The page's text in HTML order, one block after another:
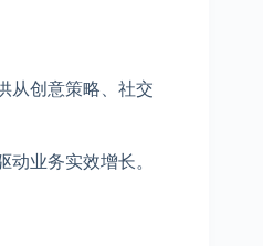
从创意策略、社交
动业务实效增长。